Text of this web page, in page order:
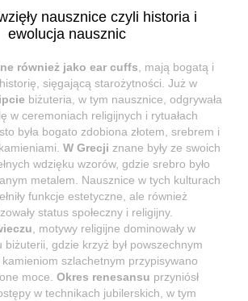
nausznice czyli historia i
ewolucja nausznic
również jako ear cuffs , mają bogatą i
sięgającą starożytności. Już w
biżuteria, w tym nausznice, odgrywała
w ceremoniach religijnych i rytuałach
była bogato zdobiona złotem, srebrem i
W Grecji znane były ze swoich
wdzięku wzorów, gdzie srebro było
metalem. Nausznice w tych kulturach
funkcje estetyczne, ale również
status społeczny i religijny.
, motywy religijne dominowały w
biżuterii, gdzie krzyż był powszechnym
szlachetnym przypisywano
moce. Okres renesansu przyniósł
w technikach jubilerskich, w tym